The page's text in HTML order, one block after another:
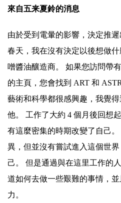
來自五来夏鈴的消息
由於受到電暈的影響，決定推
春天，我在沒有決定以後想做
噌醬油釀造商。 如果您訪問帶
的主頁，您會找到 ART 和
藝術和科學都很感興趣，我覺
他。 工作了大約 4 個月後回想
有這麼密集的時期改變了自己
異，但並沒有嘗試進入這個世
己。 但是通過與在這里工作的
道如何去做一些艱難的事情，
力。